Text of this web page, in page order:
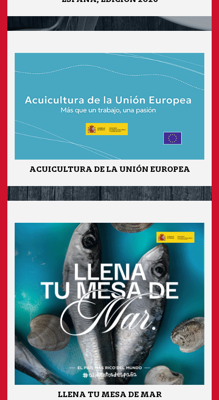
ACUICULTURA DE LA UNIÓN EUROPEA
LLENA TU MESA DE MAR